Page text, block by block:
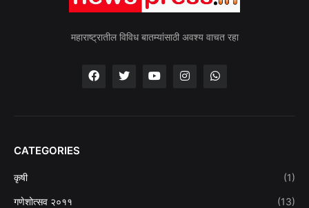
महाराष्ट्रातील विविध बातम्यांसाठी अवश्य वाचत रहा
CATEGORIES
कृषी (1)
गणेशोत्सव २०११ (13)